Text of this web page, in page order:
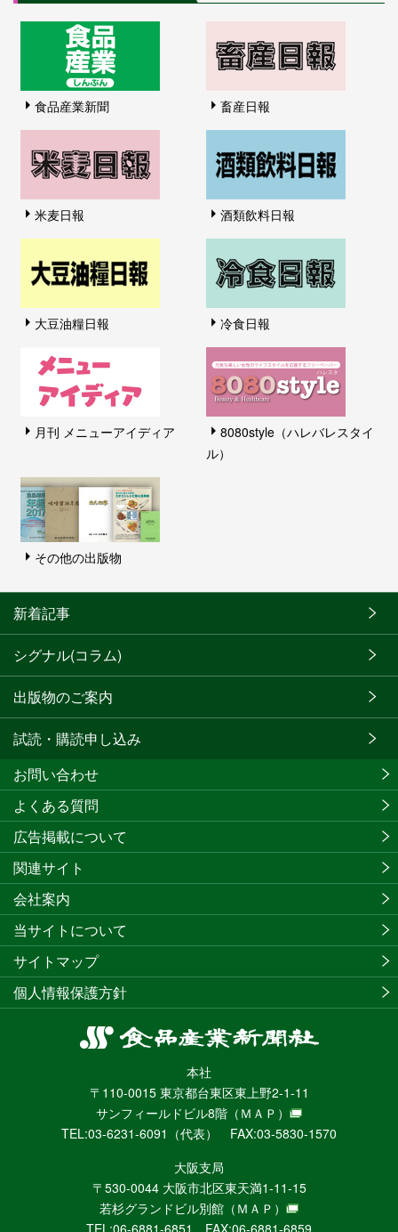
食品産業新聞 畜産日報
米麦日報 酒類飲料日報
大豆油糧日報 冷食日報
月刊 メニューアイディア
8080style（ハレバレスタイ
ル）
その他の出版物
新着記事
シグナル(コラム)
出版物のご案内
試読・購読申し込み
食
産
業
新
聞
社
ニ
ュ
ー
本社
〒110-0015 東京都台東区東上野2-1-11
サンフィールドビル8階 （ＭＡＰ）
TEL:03-6231-6091（代表） FAX:03-5830-1570
大阪支局
〒530-0044 大阪市北区東天満1-11-15
若杉グランドビル別館 （ＭＡＰ）
TEL:06-6881-6851 FAX:06-6881-6859
お問い合わせ
よくある質問
広告掲載について
関連サイト
会社案内
当サイトについて
サイトマップ
個人情報保護方針